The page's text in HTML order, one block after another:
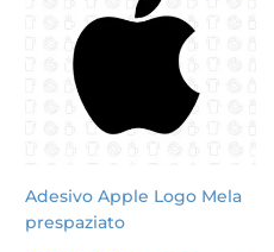
Adesivo Apple Logo Mela
prespaziato